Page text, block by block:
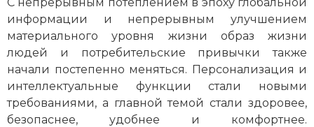
информации и непрерывным улучшением
материального уровня жизни образ жизни
людей и потребительские привычки также
начали постепенно меняться. Персонализация и
интеллектуальные функции стали новыми
требованиями, а главной темой стали здоровее,
безопаснее, удобнее и комфортнее.